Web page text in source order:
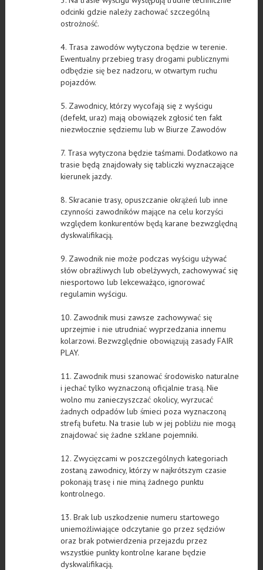
odcinki gdzie należy zachować szczególną
ostrożność.
4. Trasa zawodów wytyczona będzie w terenie.
Ewentualny przebieg trasy drogami publicznymi
odbędzie się bez nadzoru, w otwartym ruchu
pojazdów.
5. Zawodnicy, którzy wycofają się z wyścigu
(defekt, uraz) mają obowiązek zgłosić ten fakt
niezwłocznie sędziemu lub w Biurze Zawodów
7. Trasa wytyczona będzie taśmami. Dodatkowo na
trasie będą znajdowały się tabliczki wyznaczające
kierunek jazdy.
8. Skracanie trasy, opuszczanie okrążeń lub inne
czynności zawodników mające na celu korzyści
względem konkurentów będą karane bezwzględną
dyskwalifikacją.
9. Zawodnik nie może podczas wyścigu używać
słów obraźliwych lub obelżywych, zachowywać się
niesportowo lub lekceważąco, ignorować
regulamin wyścigu.
10. Zawodnik musi zawsze zachowywać się
uprzejmie i nie utrudniać wyprzedzania innemu
kolarzowi. Bezwzględnie obowiązują zasady FAIR
PLAY.
11. Zawodnik musi szanować środowisko naturalne
i jechać tylko wyznaczoną oficjalnie trasą. Nie
wolno mu zanieczyszczać okolicy, wyrzucać
żadnych odpadów lub śmieci poza wyznaczoną
strefą bufetu. Na trasie lub w jej pobliżu nie mogą
znajdować się żadne szklane pojemniki.
12. Zwycięzcami w poszczególnych kategoriach
zostaną zawodnicy, którzy w najkrótszym czasie
pokonają trasę i nie miną żadnego punktu
kontrolnego.
13. Brak lub uszkodzenie numeru startowego
uniemożliwiające odczytanie go przez sędziów
oraz brak potwierdzenia przejazdu przez
wszystkie punkty kontrolne karane będzie
dyskwalifikacją.